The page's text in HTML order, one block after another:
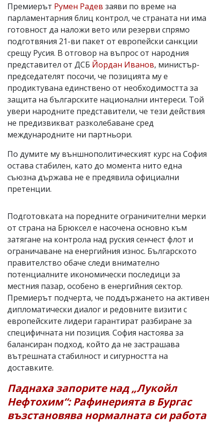
моля
сигнализирайте
ни!
Премиерът Румен Радев заяви по време на
парламентарния блиц контрол, че страната ни има
готовност да наложи вето или резерви спрямо
подготвяния 21-ви пакет от европейски санкции
срещу Русия. В отговор на въпрос от народния
представител от ДСБ Йордан Иванов, министър-
председателят посочи, че позицията му е
продиктувана единствено от необходимостта за
защита на българските национални интереси. Той
увери народните представители, че тези действия
не предизвикват разколебаване сред
международните ни партньори.
По думите му външнополитическият курс на София
остава стабилен, като до момента нито една
съюзна държава не е предявила официални
претенции.
Подготовката на поредните ограничителни мерки
от страна на Брюксел е насочена основно към
затягане на контрола над руския сенчест флот и
ограничаване на енергийния износ. Българското
правителство обаче следи внимателно
потенциалните икономически последици за
местния пазар, особено в енергийния сектор.
Премиерът подчерта, че поддържането на активен
дипломатически диалог и редовните визити с
европейските лидери гарантират разбиране за
специфичната ни позиция. София настоява за
балансиран подход, който да не застрашава
вътрешната стабилност и сигурността на
доставките.
Паднаха запорите над „Лукойл
Нефтохим“: Рафинерията в Бургас
възстановява нормалната си работа